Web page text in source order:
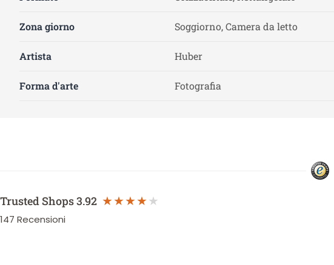
Zona giorno Soggiorno, Camera da letto
Artista Huber
Forma d'arte Fotografia
Trusted Shops3.92
147 Recensioni